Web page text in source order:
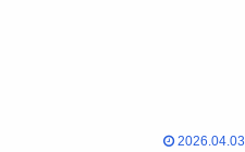
2026.04.03